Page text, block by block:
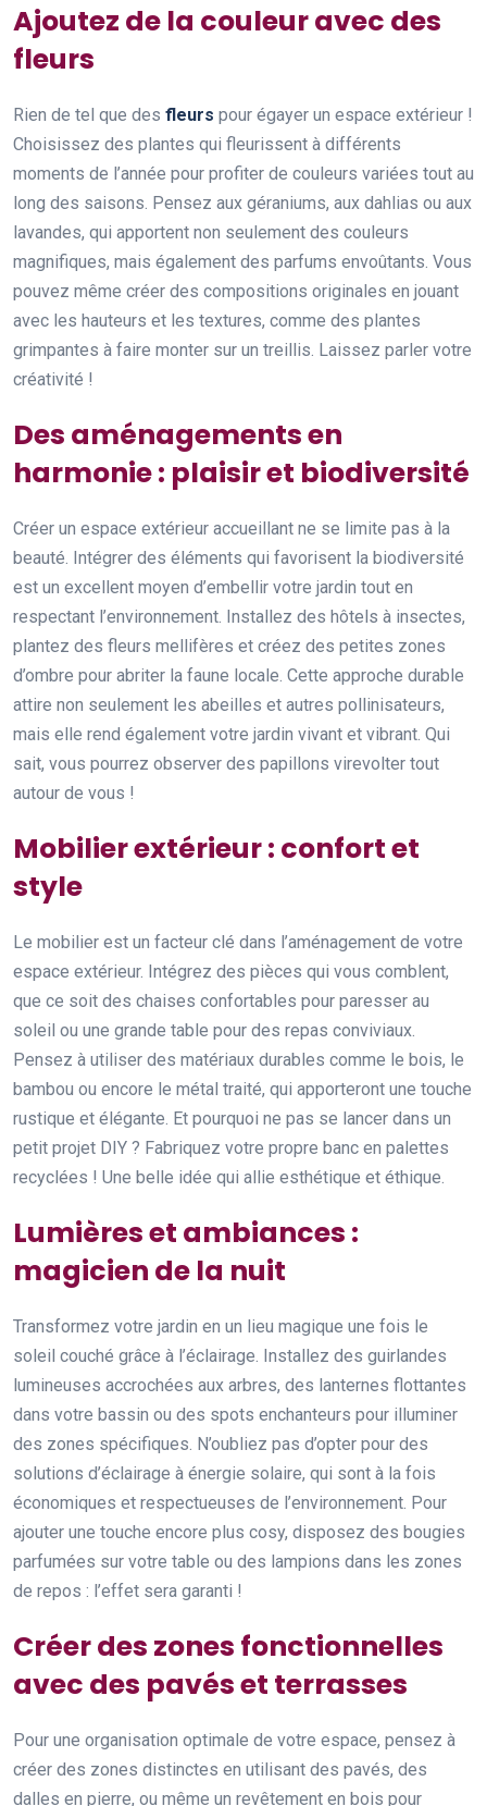
Ajoutez de la couleur avec des
fleurs
Rien de tel que des fleurs pour égayer un espace extérieur !
Choisissez des plantes qui fleurissent à différents
moments de l’année pour profiter de couleurs variées tout au
long des saisons. Pensez aux géraniums, aux dahlias ou aux
lavandes, qui apportent non seulement des couleurs
magnifiques, mais également des parfums envoûtants. Vous
pouvez même créer des compositions originales en jouant
avec les hauteurs et les textures, comme des plantes
grimpantes à faire monter sur un treillis. Laissez parler votre
créativité !
Des aménagements en
harmonie : plaisir et biodiversité
Créer un espace extérieur accueillant ne se limite pas à la
beauté. Intégrer des éléments qui favorisent la biodiversité
est un excellent moyen d’embellir votre jardin tout en
respectant l’environnement. Installez des hôtels à insectes,
plantez des fleurs mellifères et créez des petites zones
d’ombre pour abriter la faune locale. Cette approche durable
attire non seulement les abeilles et autres pollinisateurs,
mais elle rend également votre jardin vivant et vibrant. Qui
sait, vous pourrez observer des papillons virevolter tout
autour de vous !
Mobilier extérieur : confort et
style
Le mobilier est un facteur clé dans l’aménagement de votre
espace extérieur. Intégrez des pièces qui vous comblent,
que ce soit des chaises confortables pour paresser au
soleil ou une grande table pour des repas conviviaux.
Pensez à utiliser des matériaux durables comme le bois, le
bambou ou encore le métal traité, qui apporteront une touche
rustique et élégante. Et pourquoi ne pas se lancer dans un
petit projet DIY ? Fabriquez votre propre banc en palettes
recyclées ! Une belle idée qui allie esthétique et éthique.
Lumières et ambiances :
magicien de la nuit
Transformez votre jardin en un lieu magique une fois le
soleil couché grâce à l’éclairage. Installez des guirlandes
lumineuses accrochées aux arbres, des lanternes flottantes
dans votre bassin ou des spots enchanteurs pour illuminer
des zones spécifiques. N’oubliez pas d’opter pour des
solutions d’éclairage à énergie solaire, qui sont à la fois
économiques et respectueuses de l’environnement. Pour
ajouter une touche encore plus cosy, disposez des bougies
parfumées sur votre table ou des lampions dans les zones
de repos : l’effet sera garanti !
Créer des zones fonctionnelles
avec des pavés et terrasses
Pour une organisation optimale de votre espace, pensez à
créer des zones distinctes en utilisant des pavés, des
dalles en pierre, ou même un revêtement en bois pour